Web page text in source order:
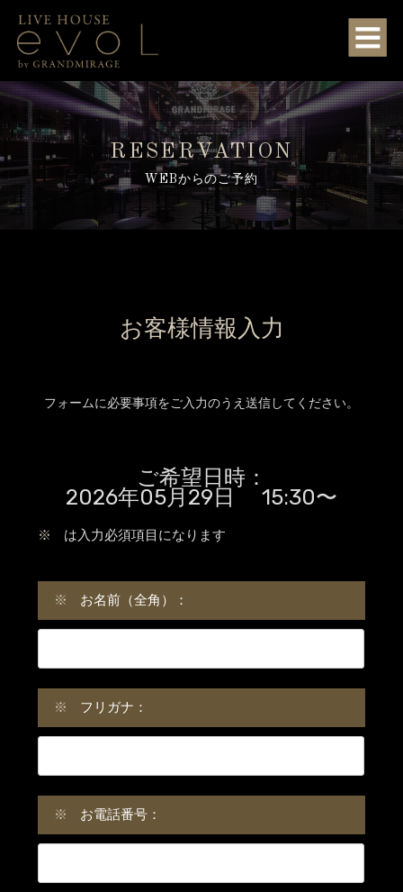
RESERVATION
WEBからのご予約
お客様情報入力
フォームに必要事項をご入力のうえ送信してください。
ご希望日時：
2026年05月29日 15:30〜
※ は入力必須項目になります
※ お名前（全角）：
※ フリガナ：
※ お電話番号：